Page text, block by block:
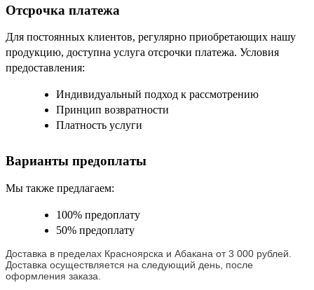
Отсрочка платежа
Для постоянных клиентов, регулярно приобретающих нашу
продукцию, доступна услуга отсрочки платежа. Условия
предоставления:
Индивидуальный подход к рассмотрению
Принцип возвратности
Платность услуги
Варианты предоплаты
Мы также предлагаем:
100% предоплату
50% предоплату
Доставка в пределах Красноярска и Абакана от 3 000 рублей.
Доставка осуществляется на следующий день, после
оформления заказа.